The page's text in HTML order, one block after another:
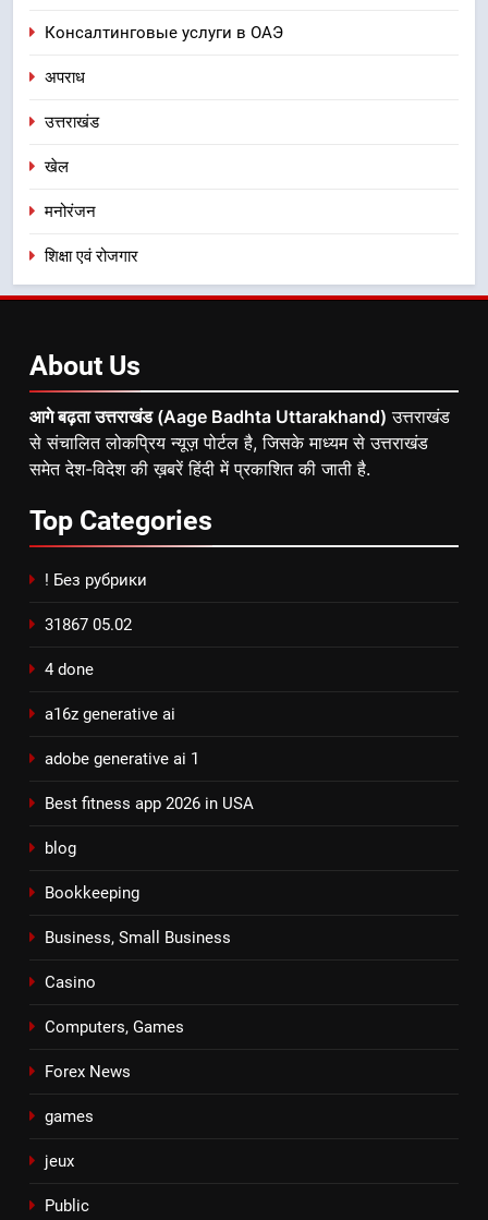
Консалтинговые услуги в ОАЭ
अपराध
उत्तराखंड
खेल
मनोरंजन
शिक्षा एवं रोजगार
About Us
आगे बढ़ता उत्तराखंड (Aage Badhta Uttarakhand) उत्तराखंड
से संचालित लोकप्रिय न्यूज़ पोर्टल है, जिसके माध्यम से उत्तराखंड
समेत देश-विदेश की ख़बरें हिंदी में प्रकाशित की जाती है.
Top Categories
! Без рубрики
31867 05.02
4 done
a16z generative ai
adobe generative ai 1
Best fitness app 2026 in USA
blog
Bookkeeping
Business, Small Business
Casino
Computers, Games
Forex News
games
jeux
Public